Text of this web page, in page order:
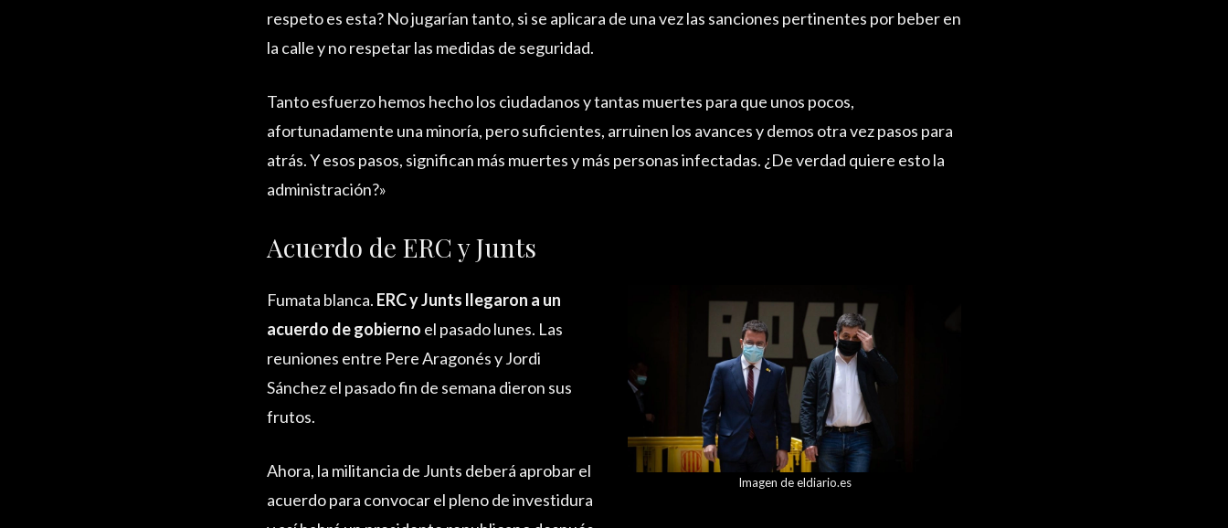
respeto es esta? No jugarían tanto, si se aplicara de una vez las sanciones pertinentes por beber en
la calle y no respetar las medidas de seguridad.
Tanto esfuerzo hemos hecho los ciudadanos y tantas muertes para que unos pocos,
afortunadamente una minoría, pero suficientes, arruinen los avances y demos otra vez pasos para
atrás. Y esos pasos, significan más muertes y más personas infectadas. ¿De verdad quiere esto la
administración?»
Acuerdo de ERC y Junts
Fumata blanca. ERC y Junts llegaron a un
acuerdo de gobierno el pasado lunes. Las
reuniones entre Pere Aragonés y Jordi
Sánchez el pasado fin de semana dieron sus
frutos.
Ahora, la militancia de Junts deberá aprobar el
acuerdo para convocar el pleno de investidura
Imagen de eldiario.es